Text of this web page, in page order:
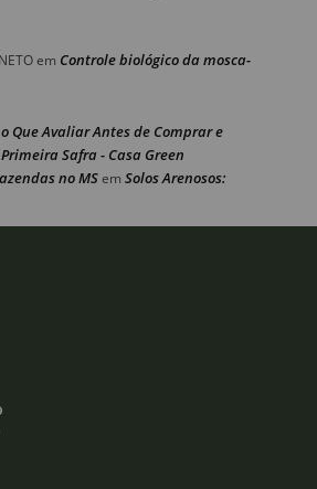
em Controle biológico da mosca-
Que Avaliar Antes de Comprar e
Safra - Casa Green
no MSem Solos Arenosos: